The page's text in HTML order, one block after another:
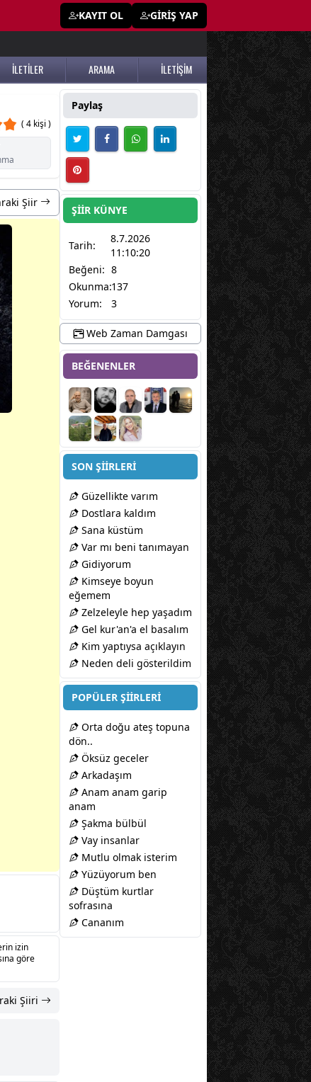
KAYIT OL GİRİŞ YAP
İLETİLER ARAMA İLETİŞİM
( 4 kişi )
Şiir
izin
göre
Şiiri
Paylaş
ŞİİR KÜNYE
Tarih:
8.7.2026
11:10:20
Beğeni: 8
Okunma:137
Yorum:
3
Web Zaman Damgası
BEĞENENLER
SON ŞİİRLERİ
Güzellikte varım
Dostlara kaldım
Sana küstüm
Var mı beni tanımayan
Gidiyorum
Kimseye boyun
eğemem
Zelzeleyle hep yaşadım
Gel kur'an'a el basalım
Kim yaptıysa açıklayın
Neden deli gösterildim
POPÜLER ŞİİRLERİ
Orta doğu ateş topuna
dön..
Öksüz geceler
Arkadaşım
Anam anam garip
anam
Şakma bülbül
Vay insanlar
Mutlu olmak isterim
Yüzüyorum ben
Düştüm kurtlar
sofrasına
Cananım